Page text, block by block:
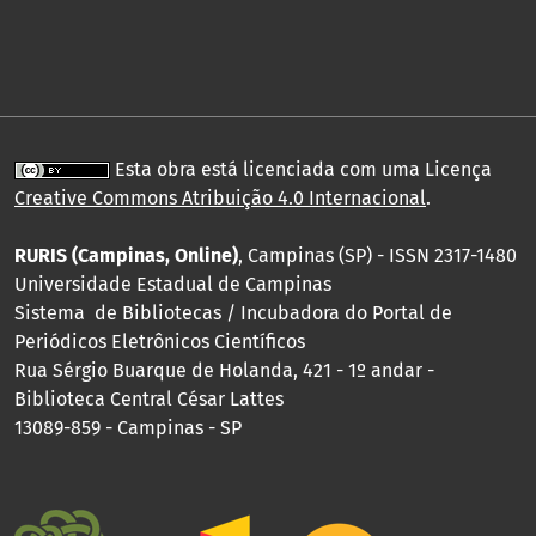
Esta obra está licenciada com uma Licença
Creative Commons Atribuição 4.0 Internacional.
RURIS (Campinas, Online), Campinas (SP) - ISSN 2317-1480
Universidade Estadual de Campinas
Sistema de Bibliotecas / Incubadora do Portal de
Periódicos Eletrônicos Científicos
Rua Sérgio Buarque de Holanda, 421 - 1º andar -
Biblioteca Central César Lattes
13089-859 - Campinas - SP